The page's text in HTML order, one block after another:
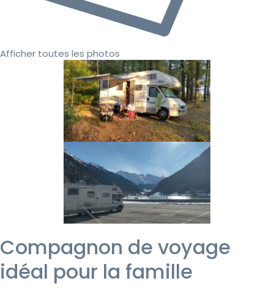
Afficher toutes les photos
Compagnon de voyage
idéal pour la famille